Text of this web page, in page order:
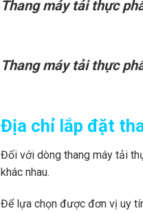
Thang máy tải thực
Thang máy tải thực
Địa chỉ lắp đặt
Đối với dòng thang máy tải
khác nhau.
Để lựa chọn được đơn vị uy